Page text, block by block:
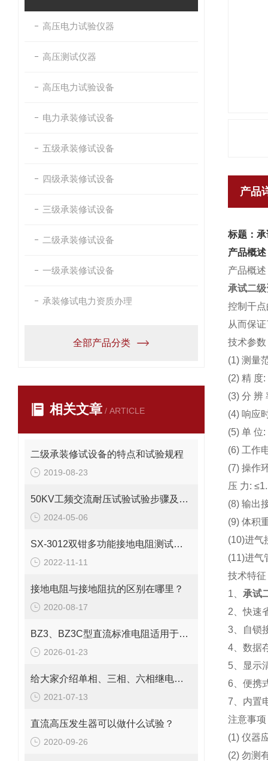
高压电力试验仪器
高压测试仪器
高压电力试验设备
电力承装修试设备
五级承装修试设备
四级承装修试设备
三级承装修试设备
二级承装修试设备
一级承装修试设备
承装修试电力资质办理
全部产品分类
相关文章 / ARTICLE
二级承装修试设备的特点和试验规程
2019-08-23
50KV工频交流耐压试验试验步骤及试验规范要求
2024-05-06
SX-3012双钳多功能接地电阻测试仪的主要特点
2022-11-11
接地电阻与接地阻抗的区别在哪里？
2020-08-17
BZ3、BZ3C型直流标准电阻适用于实验室
2026-01-23
给大家介绍单相、三相、六相继电保护测试仪有哪些区别?
2021-07-13
直流高压发生器可以做什么试验？
2020-09-26
产品
标题：
产品概述
产品概述
承试二
控制干
从而保
技术参数
(1) 测量
(2) 精 度
(3) 分 辨
(4) 响应
(5) 单 位
(6) 工作
(7) 操作
压 力:
(8) 输出
(9) 体积
(10)进气
(11)进气
技术特征
1、 承试
2、快速
3、自锁
4、数据
5、显示
6、便携
7、内置
注意事项
(1) 仪器
(2) 勿测